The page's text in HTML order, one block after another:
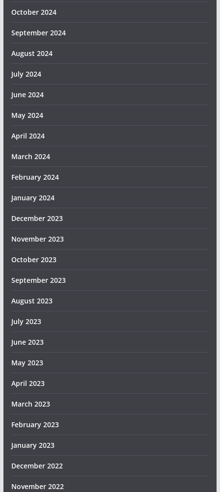
October 2024
September 2024
August 2024
July 2024
June 2024
May 2024
April 2024
March 2024
February 2024
January 2024
December 2023
November 2023
October 2023
September 2023
August 2023
July 2023
June 2023
May 2023
April 2023
March 2023
February 2023
January 2023
December 2022
November 2022